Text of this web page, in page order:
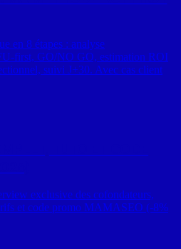
en 8 étapes : analyse
first, GO/NO GO, estimation ROI
suivi J+30. Avec cas client
exclusive des cofondateurs,
et code promo MAMASEO (-8%